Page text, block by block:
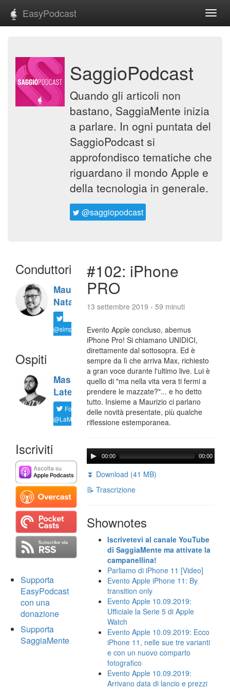
EasyPodcast
SaggioPodcast
Quando gli articoli non
bastano, SaggiaMente inizia
a parlare. In ogni puntata del
SaggioPodcast si
approfondisco tematiche che
riguardano il mondo Apple e
della tecnologia in generale.
@saggiopodcast
Conduttori
Maurizio
Natali
@simplemal
Ospiti
Massimiliano
Latella
Follow
@LaMaxImages
Iscriviti
Supporta
EasyPodcast
con una
donazione
Supporta
SaggiaMente
#102: iPhone
PRO
13 settembre 2019 - 59 minuti
Evento Apple concluso, abemus
iPhone Pro! Si chiamano UNIDICI,
direttamente dal sottosopra. Ed è
sempre da lì che arriva Max, richiesto
a gran voce durante l'ultimo live. Lui è
quello di "ma nella vita vera ti fermi a
prendere le mazzate?"... e ho detto
tutto. Insieme a Maurizio ci parlano
delle novità presentate, più qualche
riflessione estemporanea.
00:00 00:00
⏬ Download (41 MB)
📝 Trascrizione
Shownotes
Iscrivetevi al canale YouTube
di SaggiaMente ma attivate la
campanellina!
Parliamo di iPhone 11 [Video]
Evento Apple iPhone 11: By
transition only
Evento Apple 10.09.2019:
Ufficiale la Serie 5 di Apple
Watch
Evento Apple 10.09.2019: Ecco
iPhone 11, nelle sue tre varianti
e con un nuovo comparto
fotografico
Evento Apple 10.09.2019:
Arrivano data di lancio e prezzi